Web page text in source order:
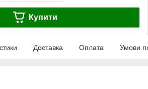
Купити
Доставка Оплата Умови